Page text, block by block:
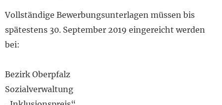
Vollständige Bewerbungsunterlagen müssen bis
spätestens 30. September 2019 eingereicht werden
bei:
Bezirk Oberpfalz
Sozialverwaltung